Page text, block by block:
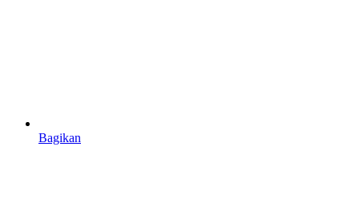
Bagikan